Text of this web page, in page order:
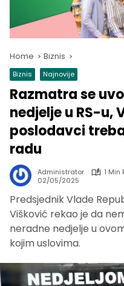
Home Biznis
Biznis Najnovije
Razmatra se
nedjelje u RS-u,
poslodavci
radu
Administrator
1 Min
02/05/2025
Predsjednik Vlade
Višković rekao je da
neradne nedjelje u
kojim uslovima.